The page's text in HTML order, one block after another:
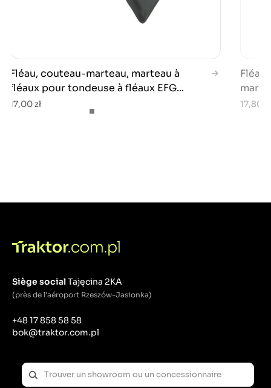
Fléau, couteau-marteau, marteau à
fléaux pour tondeuse à fléaux EFG...
17,00 zł 17,80 zł
Siège socialTajęcina 2KA
(près de l'aéroport Rzeszów-Jasionka)
+48 17 858 58 58
bok@traktor.com.pl